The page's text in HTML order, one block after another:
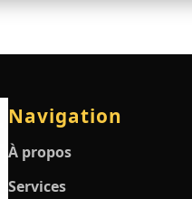
Navigation
À propos
Services